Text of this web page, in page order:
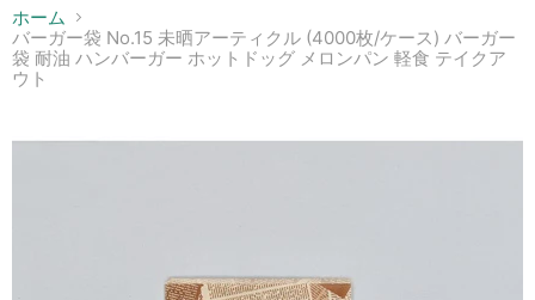
ホーム
バーガー袋 No.15 未晒アーティクル (4000枚/ケース) バーガー
袋 耐油 ハンバーガー ホットドッグ メロンパン 軽食 テイクア
ウト